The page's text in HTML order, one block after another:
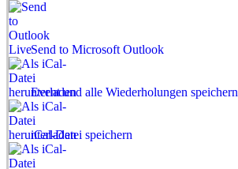
Send to Microsoft Outlook
Event und alle Wiederholungen speichern
iCal-Datei speichern